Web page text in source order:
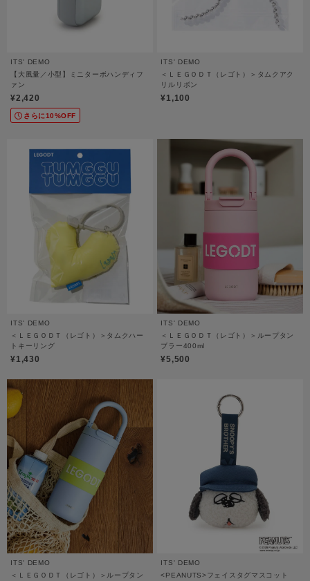
ITS' DEMO
【大風量／小型】ミニターボハンディフ
ァン
¥2,420
さらに10%OFF
ITS' DEMO
＜ＬＥＧＯＤＴ（レゴト）＞タムクアク
リルリボン
¥1,100
ITS' DEMO
＜ＬＥＧＯＤＴ（レゴト）＞タムクハー
トキーリング
¥1,430
ITS' DEMO
＜ＬＥＧＯＤＴ（レゴト）＞ループタン
ブラー400ml
¥5,500
ITS' DEMO
＜ＬＥＧＯＤＴ（レゴト）＞ループタン
ITS' DEMO
<PEANUTS>フェイスタグマスコット